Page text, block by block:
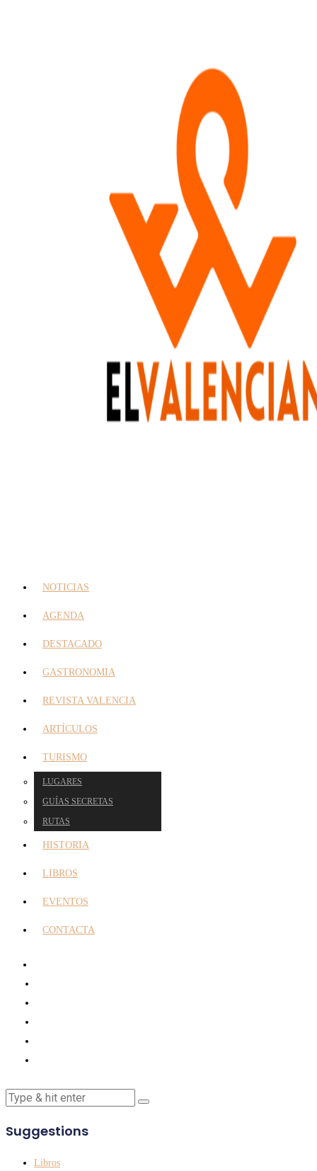
NOTICIAS
AGENDA
DESTACADO
GASTRONOMIA
REVISTA VALENCIA
ARTÍCULOS
TURISMO
LUGARES
GUÍAS SECRETAS
RUTAS
HISTORIA
LIBROS
EVENTOS
CONTACTA
Suggestions
Libros